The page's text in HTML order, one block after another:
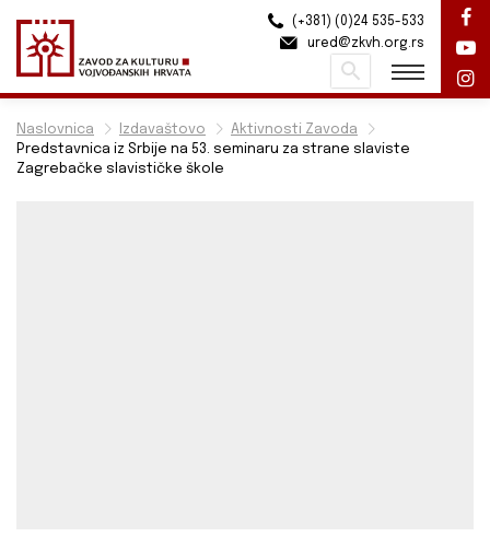
Naslovnica Izdavaštovo
Aktivnosti Zavoda
Predstavnica iz Srbije na 53. seminaru za strane slaviste
Zagrebačke slavističke škole
(+381) (0)24 535-533
ured@zkvh.org.rs
Pretraži